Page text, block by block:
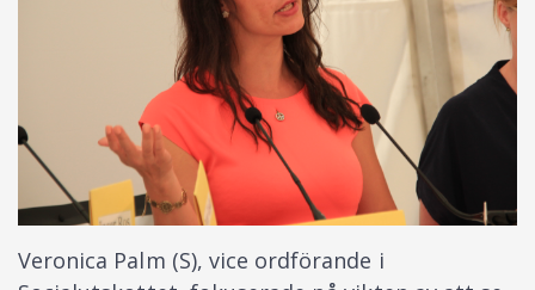
Veronica Palm (S), vice ordförande i